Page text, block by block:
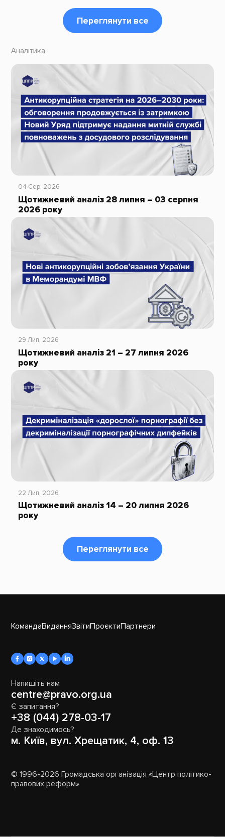
Переглянути все
Аналітика
04 Сер, 2026
Щотижневий аналіз 28 липня – 03 серпня
2026 року
29 Лип, 2026
Щотижневий аналіз 21 – 27 липня 2026
року
22 Лип, 2026
Щотижневий аналіз 14 – 20 липня 2026
року
Переглянути все
КомандаВиданняЗвітиПроєктиПартнери
Напишіть нам
centre@pravo.org.ua
Є запитання?
+38 (044) 278-03-17
Де знаходимось?
м. Київ, вул. Хрещатик, 4, оф. 13
© 1996-2026 Громадська організація «Центр політико-
правових реформ»